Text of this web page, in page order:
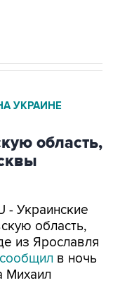
УКРАИНЕ
область,
- Украинские
область,
из Ярославля
сообщил в ночь
Михаил